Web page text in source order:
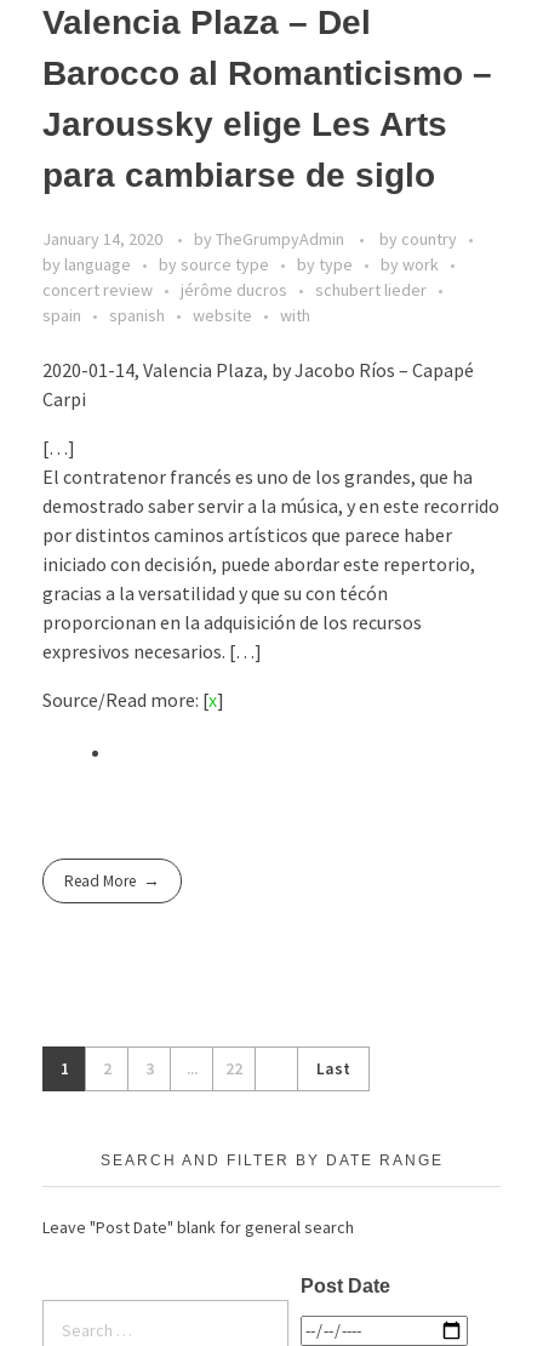
Valencia Plaza – Del
Barocco al Romanticismo –
Jaroussky elige Les Arts
para cambiarse de siglo
January 14, 2020 by TheGrumpyAdmin
by country
by language
by source type by type
by work
concert review
jérôme ducros
schubert lieder
spain
spanish website with
2020-01-14, Valencia Plaza, by Jacobo Ríos – Capapé
Carpi
[…]
El contratenor francés es uno de los grandes, que ha
demostrado saber servir a la música, y en este recorrido
por distintos caminos artísticos que parece haber
iniciado con decisión, puede abordar este repertorio,
gracias a la versatilidad y que su con técón
proporcionan en la adquisición de los recursos
expresivos necesarios. […]
Source/Read more: [x]
Read More
1 2 3 ... 22 Last
SEARCH AND FILTER BY DATE RANGE
Leave "Post Date" blank for general search
Post Date